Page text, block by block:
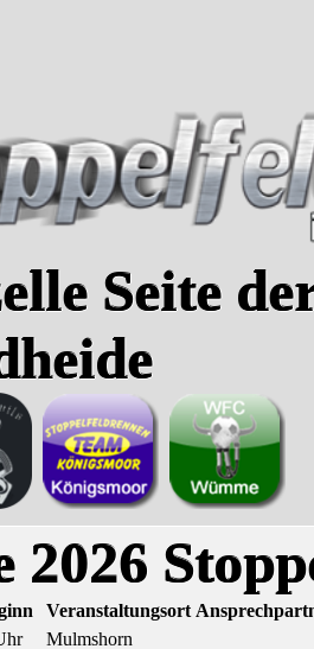
Seite
2026
Veranstaltungsort
Mulmshorn